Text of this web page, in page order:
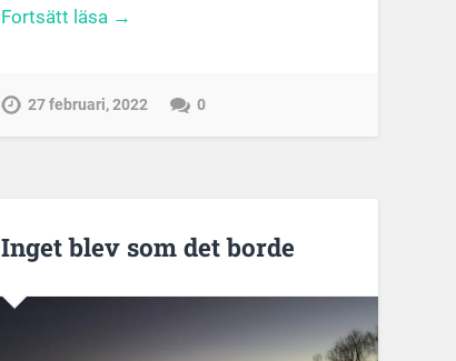
Fortsätt läsa →
27 februari, 2022 0
Inget blev som det borde